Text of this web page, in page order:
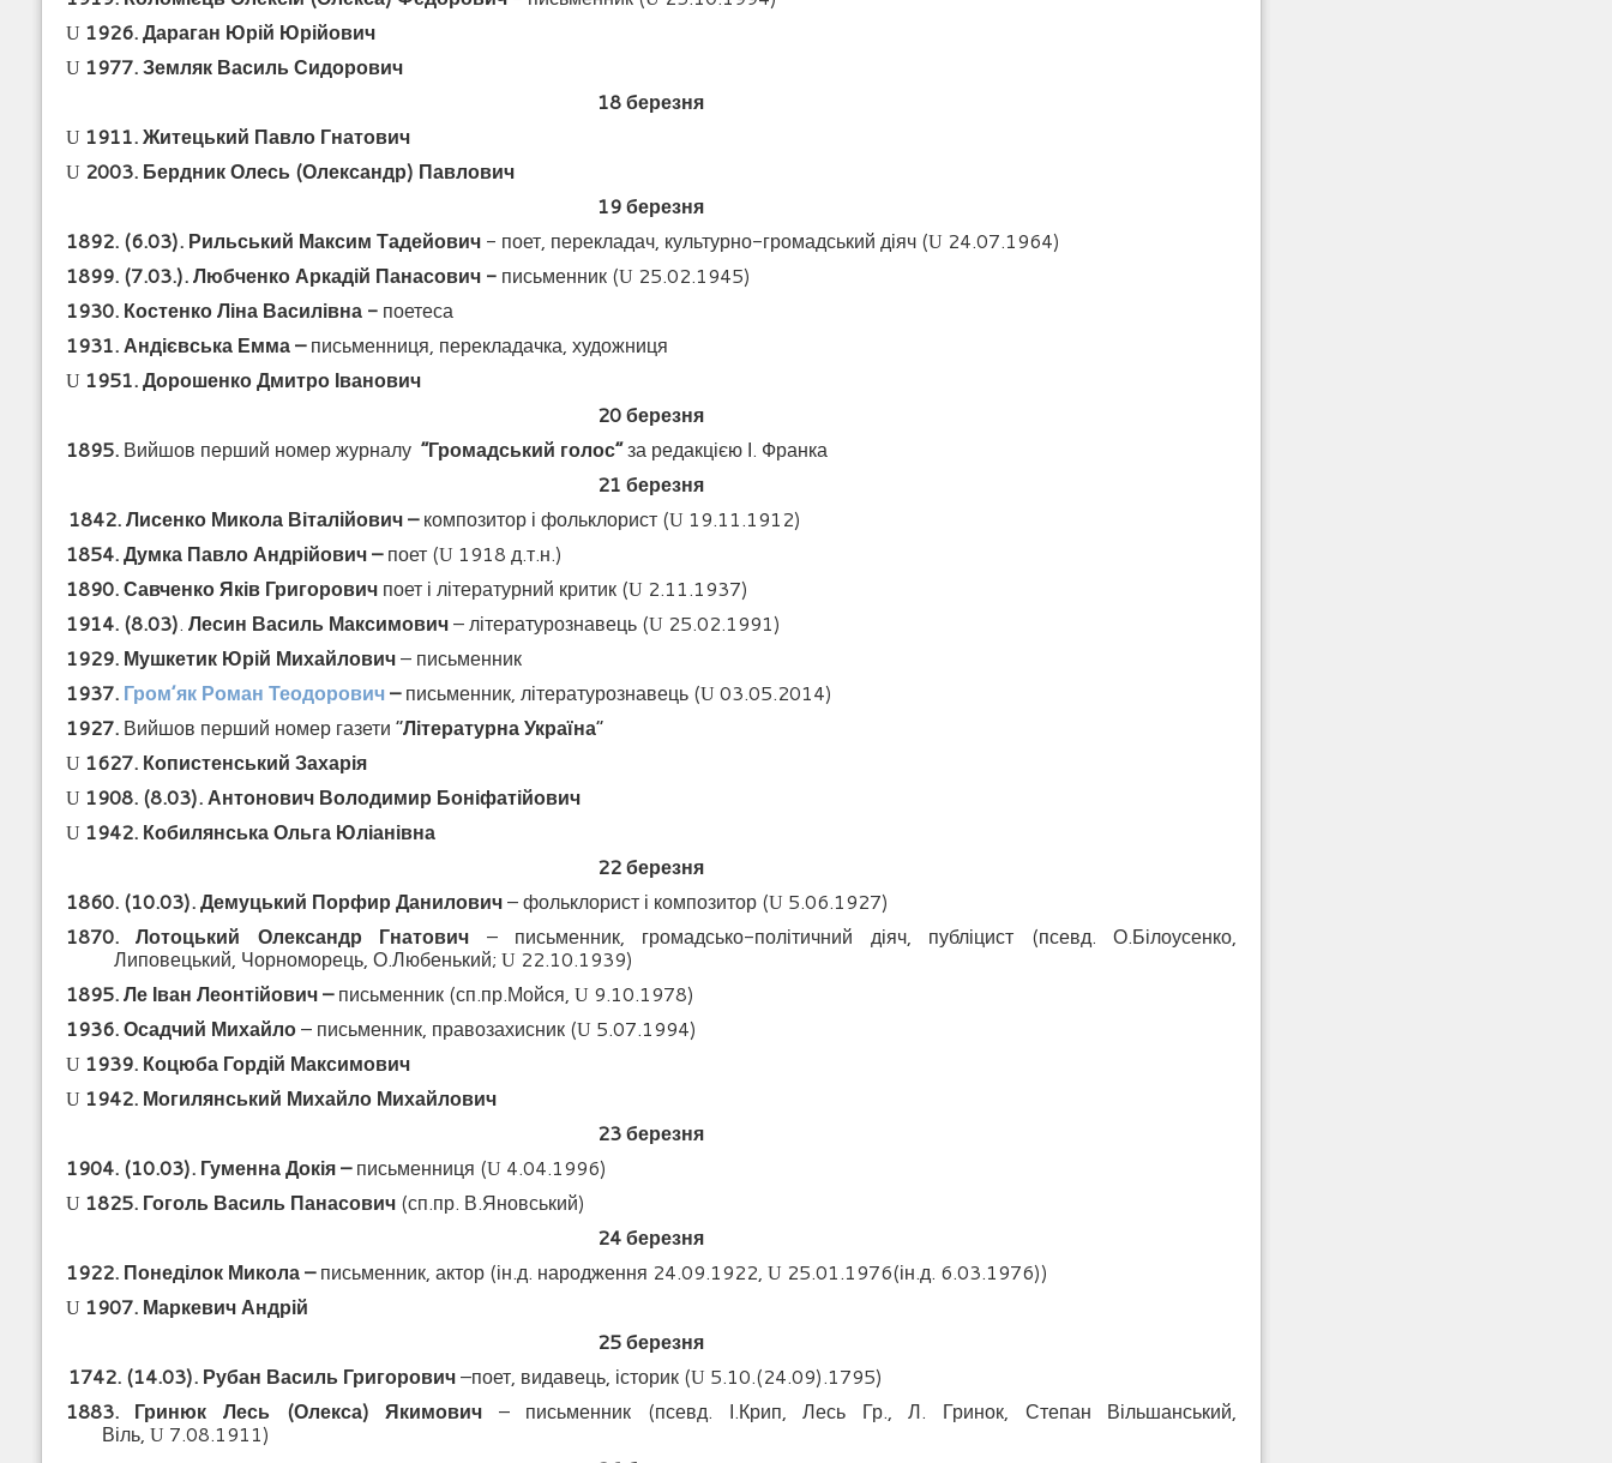
U 1926. Дараган Юрій Юрійович
U 1977. Земляк Василь Сидорович
18березня
U 1911. Житецький Павло Гнатович
U 2003. Бердник Олесь (Олександр) Павлович
19березня
1892. (6.03). Рильський Максим Тадейович- поет, перекладач, культурно-громадський діяч (U 24.07.1964)
1899. (7.03.). Любченко Аркадій Панасович - письменник (U 25.02.1945)
1930. Костенко Ліна Василівна - поетеса
1931. Андієвська Емма –письменниця, перекладачка, художниця
U 1951. Дорошенко Дмитро Іванович
20березня
1895. Вийшов перший номер журналу “Громадський голос”за редакцією І. Франка
21 березня
1842. Лисенко Микола Віталійович –композитор і фольклорист (U 19.11.1912)
1854. Думка Павло Андрійович –поет (U 1918 д.т.н.)
1890.Савченко Яків Григорович поет і літературний критик (U 2.11.1937)
1914. (8.03) Лесин Василь Максимович– літературознавець (U 25.02.1991)
1929. Мушкетик Юрій Михайлович– письменник
1937. Гром’як Роман Теодорович–письменник, літературознавець (U 03.05.2014)
1927. Вийшов перший номер газети “Літературна Україна”
U 1627. Копистенський Захарія
U 1908. (8.03). Антонович Володимир Боніфатійович
U 1942. Кобилянська Ольга Юліанівна
22березня
1860. (10.03). Демуцький Порфир Данилович– фольклорист і композитор (U 5.06.1927)
1870. Лотоцький Олександр Гнатович – письменник, громадсько-політичний діяч, публіцист (псевд. О.Білоусенко,
Липовецький, Чорноморець, О.Любенький; U 22.10.1939)
1895. Ле Іван Леонтійович –письменник (сп.пр.Мойся, U 9.10.1978)
1936. Осадчий Михайло– письменник, правозахисник (U 5.07.1994)
U 1939. Коцюба Гордій Максимович
U 1942. Могилянський Михайло Михайлович
23березня
1904. (10.03). Гуменна Докія –письменниця (U 4.04.1996)
U 1825. Гоголь Василь Панасович (сп.пр. В.Яновський)
24березня
1922. Понеділок Микола –письменник, актор (ін.д. народження 24.09.1922, U 25.01.1976(ін.д. 6.03.1976))
U 1907. Маркевич Андрій
25березня
1742. (14.03). Рубан Василь Григорович–поет, видавець, історик (U 5.10.(24.09).1795)
1883. Гринюк
Лесь (Олекса) Якимович – письменник (псевд. І.Крип, Лесь Гр., Л. Гринок, Степан Вільшанський,
Віль,U 7.08.1911)